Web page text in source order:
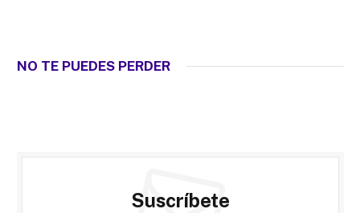
NO TE PUEDES PERDER
Suscríbete